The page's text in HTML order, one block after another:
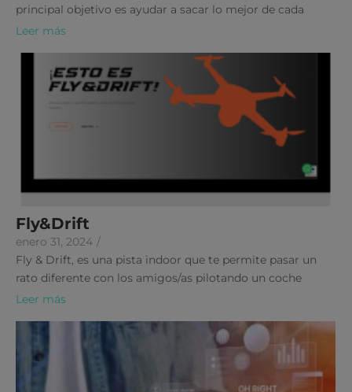
principal objetivo es ayudar a sacar lo mejor de cada
Leer más
Fly&Drift
enero 31, 2024 /
Fly & Drift, es una pista indoor que te permite pasar un
rato diferente con los amigos/as pilotando un coche
Leer más